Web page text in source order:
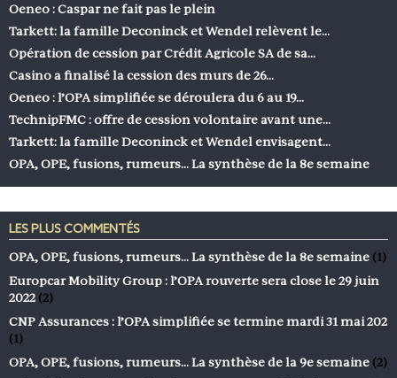
Oeneo : Caspar ne fait pas le plein
Tarkett: la famille Deconinck et Wendel relèvent le…
Opération de cession par Crédit Agricole SA de sa…
Casino a finalisé la cession des murs de 26…
Oeneo : l’OPA simplifiée se déroulera du 6 au 19…
TechnipFMC : offre de cession volontaire avant une…
Tarkett: la famille Deconinck et Wendel envisagent…
OPA, OPE, fusions, rumeurs… La synthèse de la 8e semaine
LES PLUS COMMENTÉS
OPA, OPE, fusions, rumeurs… La synthèse de la 8e semaine (1)
Europcar Mobility Group : l’OPA rouverte sera close le 29 juin
2022 (2)
CNP Assurances : l’OPA simplifiée se termine mardi 31 mai 202
(1)
OPA, OPE, fusions, rumeurs… La synthèse de la 9e semaine (2)